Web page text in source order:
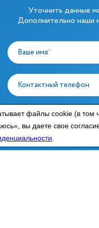
файлы cookie (в
вы даете свое
Уточнить данные
Дополнительно наши
Ваше имя*
Контактный телефон
Согласие на
соответствии с